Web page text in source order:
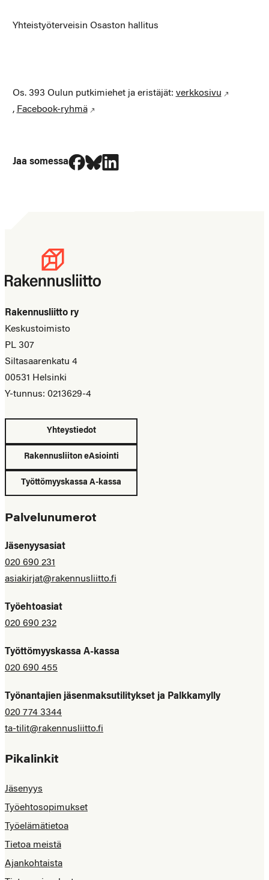
Yhteistyöterveisin Osaston hallitus
Os. 393 Oulun putkimiehet ja eristäjät: verkkosivu
, Facebook-ryhmä
Jaa somessa
Jaa Facebookissa
Jaa Blueskyssa
Jaa LinkedIn:ssä
Rakennusliitto ry
Keskustoimisto
PL 307
Siltasaarenkatu 4
00531 Helsinki
Y-tunnus: 0213629-4
Yhteystiedot
Rakennusliiton eAsiointi
Työttömyyskassa A-kassa
Palvelunumerot
Jäsenyysasiat
020 690 231
asiakirjat@rakennusliitto.fi
Työehtoasiat
020 690 232
Työttömyyskassa A-kassa
020 690 455
Työnantajien jäsenmaksutilitykset ja Palkkamylly
020 774 3344
ta-tilit@rakennusliitto.fi
Pikalinkit
Jäsenyys
Työehtosopimukset
Työelämätietoa
Tietoa meistä
Ajankohtaista